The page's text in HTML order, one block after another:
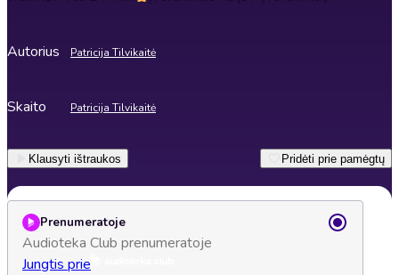
Autorius Patricija Tilvikaitė
Skaito Patricija Tilvikaitė
Klausyti ištraukos Pridėti prie pamėgtų
Prenumeratoje
Audioteka Club prenumeratoje
Jungtis prie